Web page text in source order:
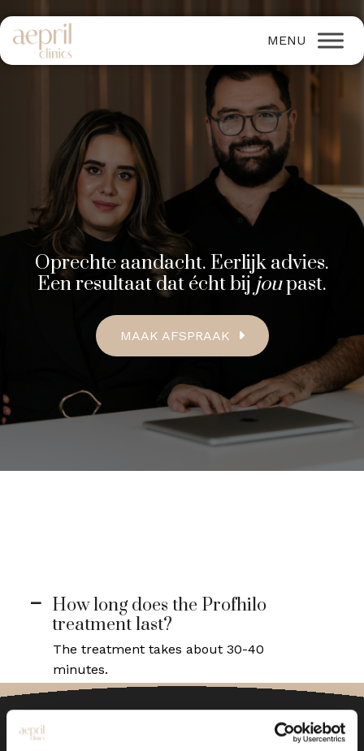
Oprechte aandacht. Eerlijk advies.
Een resultaat dat écht bij joupast.
MAAK AFSPRAAK
A
How long does the Profhilo
treatment last?
The treatment takes about 30-40
minutes.